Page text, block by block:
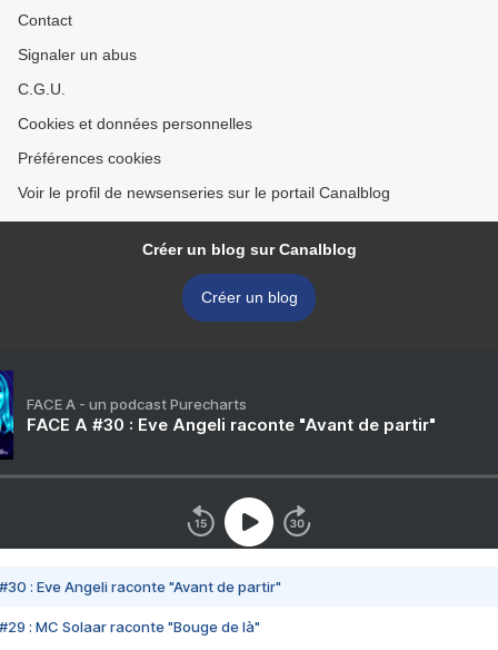
Contact
Signaler un abus
C.G.U.
Cookies et données personnelles
Préférences cookies
Voir le profil de newsenseries sur le portail Canalblog
Créer un blog sur Canalblog
Créer un blog
FACE A - un podcast Purecharts
FACE A #30 : Eve Angeli raconte "Avant de partir"
#30 : Eve Angeli raconte "Avant de partir"
#29 : MC Solaar raconte "Bouge de là"